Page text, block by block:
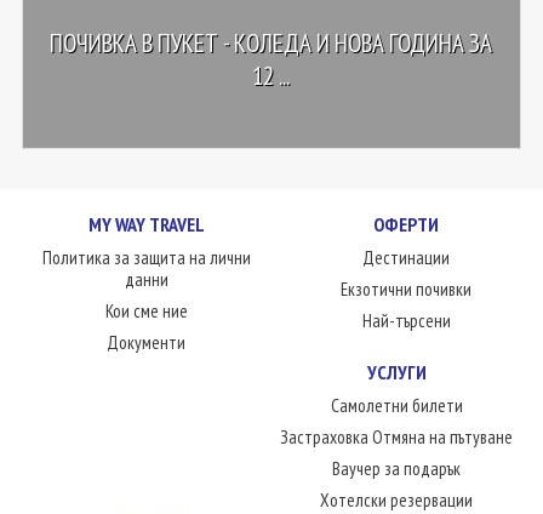
ПОЧИВКА В ПУКЕТ - КОЛЕДА И НОВА ГОДИНА ЗА
12 ...
MY WAY TRAVEL
Политика за защита на лични
данни
Кои сме ние
Документи
ОФЕРТИ
Дестинации
Екзотични почивки
Най-търсени
УСЛУГИ
Самолетни билети
Застраховка Отмяна на пътуване
Ваучер за подарък
Хотелски резервации